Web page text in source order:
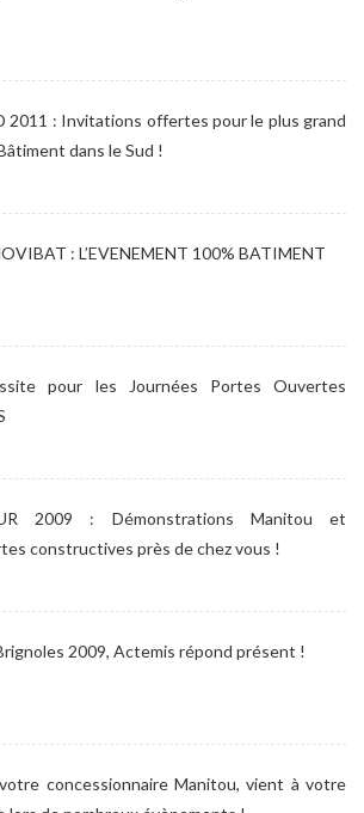
2011 : Invitations offertes pour le plus grand
dans le Sud !
: L’EVENEMENT 100% BATIMENT
pour les Journées Portes Ouvertes
2009 : Démonstrations Manitou et
constructives près de chez vous !
2009, Actemis répond présent !
concessionnaire Manitou, vient à votre